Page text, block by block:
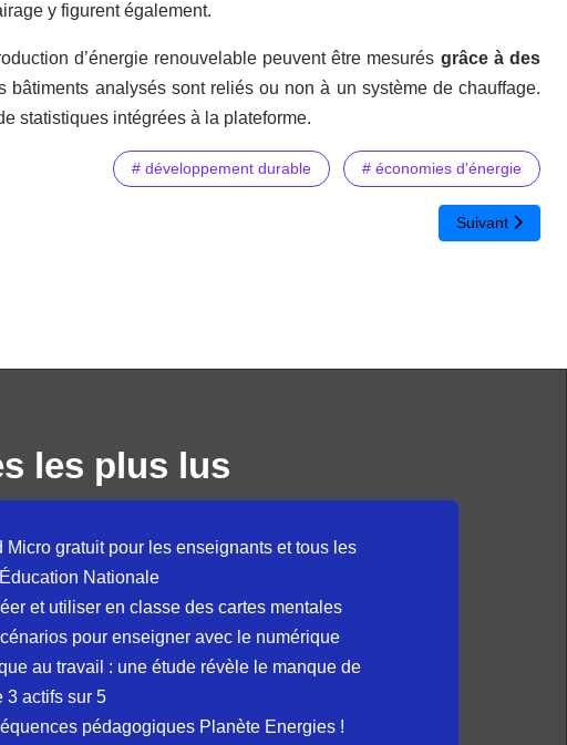
y figurent également.
d’énergie renouvelable peuvent être mesurés grâce à des
analysés sont reliés ou non à un système de chauffage.
statistiques intégrées à la plateforme.
# développement durable # économies d'énergie
et réfléchir sur l'impact environnemental du numérique Article suivant
Suivant
les plus lus
Micro gratuit pour les enseignants et tous les
Nationale
et utiliser en classe des cartes mentales
pour enseigner avec le numérique
au travail : une étude révèle le manque de
3 actifs sur 5
pédagogiques Planète Energies !